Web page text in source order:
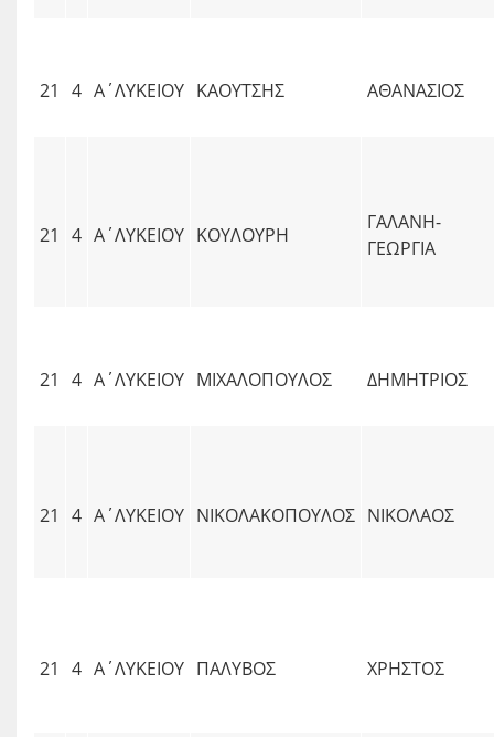
21 4 Α΄ΛΥΚΕΙΟΥ ΚΑΟΥΤΣΗΣ ΑΘΑΝΑΣΙΟΣ
21 4 Α΄ΛΥΚΕΙΟΥ ΚΟΥΛΟΥΡΗ
ΓΑΛΑΝΗ-
ΓΕΩΡΓΙΑ
21 4 Α΄ΛΥΚΕΙΟΥ ΜΙΧΑΛΟΠΟΥΛΟΣ ΔΗΜΗΤΡΙΟΣ
21 4 Α΄ΛΥΚΕΙΟΥ ΝΙΚΟΛΑΚΟΠΟΥΛΟΣ ΝΙΚΟΛΑΟΣ
21 4 Α΄ΛΥΚΕΙΟΥ ΠΑΛΥΒΟΣ ΧΡΗΣΤΟΣ